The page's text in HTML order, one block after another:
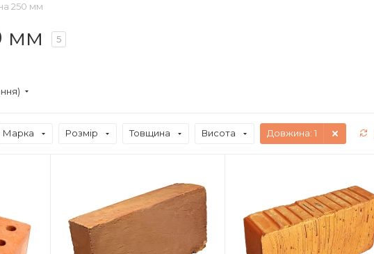
250 мм
мм 5
Марка Розмір Товщина Висота Довжина: 1